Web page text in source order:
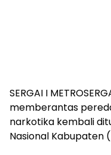
SERGAI I
memberantas
narkotika kembali
Nasional Kabupaten